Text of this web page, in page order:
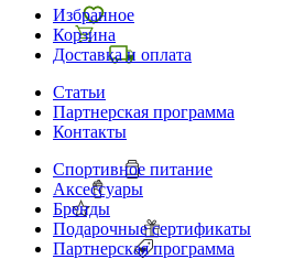
Избранное
Корзина
Доставка и оплата
Статьи
Партнерская программа
Контакты
Спортивное питание
Аксессуары
Бренды
Подарочные сертификаты
Партнерская программа